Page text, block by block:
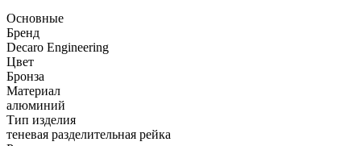
Основные
Бренд
Decaro Engineering
Цвет
Бронза
Материал
алюминий
Тип изделия
теневая разделительная рейка